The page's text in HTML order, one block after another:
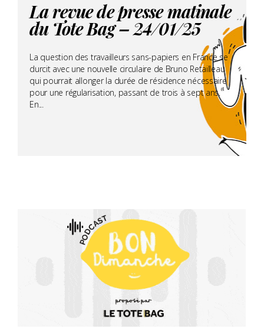
La revue de presse matinale
du Tote Bag – 24/01/25
La question des travailleurs sans-papiers en France se
durcit avec une nouvelle circulaire de Bruno Retailleau
qui pourrait allonger la durée de résidence nécessaire
pour une régularisation, passant de trois à sept ans.
En...